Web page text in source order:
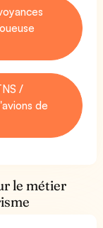
/
de
le métier